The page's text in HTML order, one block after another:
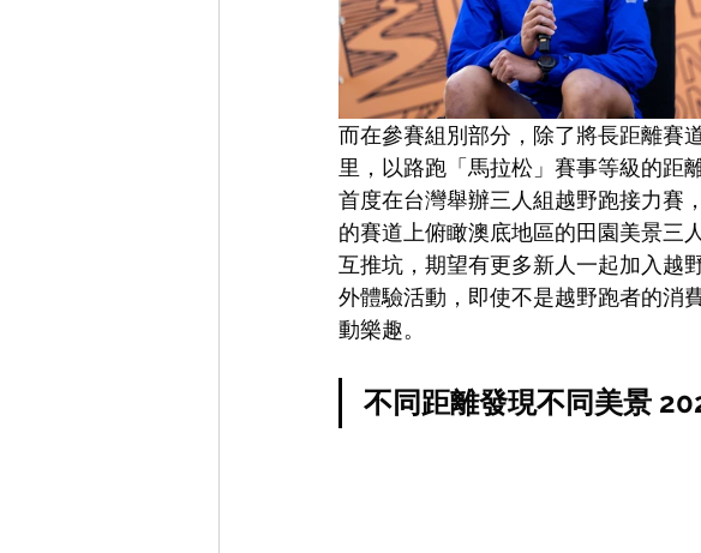
而在參賽組別部分，除了將長距離賽
里，以路跑「馬拉松」賽事等級的距
首度在台灣舉辦三人組越野跑接力賽
的賽道上俯瞰澳底地區的田園美景三
互推坑，期望有更多新人一起加入越
外體驗活動，即使不是越野跑者的消
動樂趣。
不同距離發現不同美景